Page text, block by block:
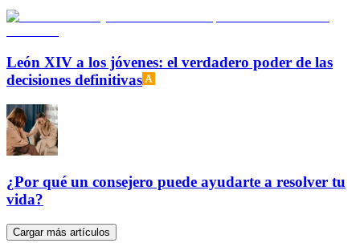
León XIV a los jóvenes: el verdadero poder de las
decisiones definitivas
¿Por qué un consejero puede ayudarte a resolver tu
vida?
Cargar más artículos